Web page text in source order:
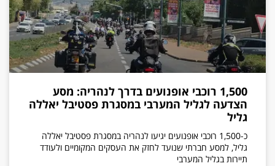
1,500 רוכבי אופנועים בדרך לנהריה: מסע
הצדעה לגליל המערבי במסגרת פסטיבל יאללה
גליל
כ-1,500 רוכבי אופנועים יגיעו לנהריה במסגרת פסטיבל יאללה
גליל, למסע חברתי שנועד לחזק את העסקים המקומיים ולעודד
תיירות בגליל המערבי